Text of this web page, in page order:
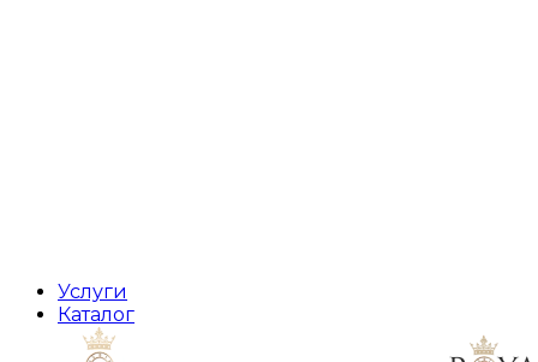
Услуги
Каталог